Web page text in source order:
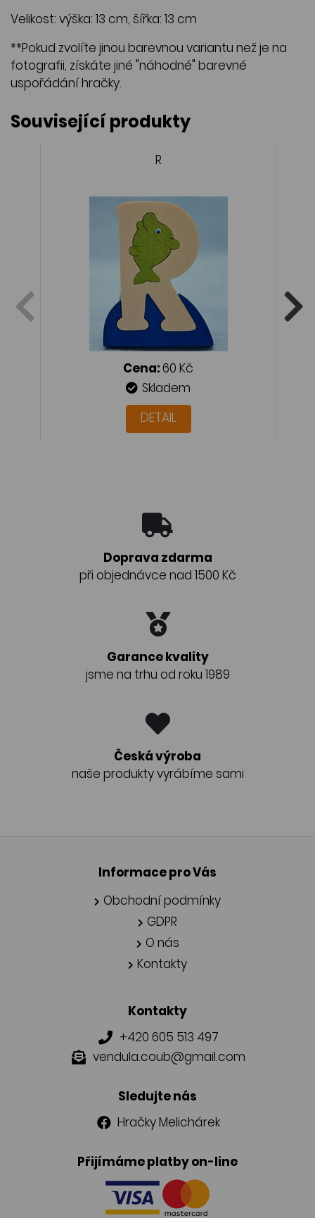
Velikost: výška: 13 cm, šířka: 13 cm
**Pokud zvolíte jinou barevnou variantu než je na
fotografii, získáte jiné "náhodné" barevné
uspořádání hračky.
Související produkty
R
Cena:60 Kč
Skladem
DETAIL
Doprava zdarma
při objednávce nad 1500 Kč
Garance kvality
jsme na trhu od roku 1989
Česká výroba
naše produkty vyrábíme sami
Informace pro Vás
Obchodní podmínky
GDPR
O nás
Kontakty
Kontakty
+420 605 513 497
vendula.coub@gmail.com
Sledujte nás
Hračky Melichárek
Přijímáme platby on-line